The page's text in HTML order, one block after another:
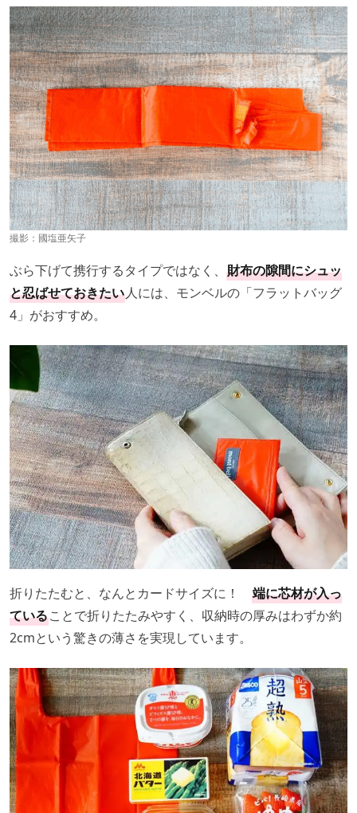
撮影： 國塩亜矢子
ぶら下げて携行するタイプではなく、 財布の隙間にシュッ
と忍ばせておきたい人には、モンベルの「フラットバッグ
4」がおすすめ。
折りたたむと、なんとカードサイズに！ 端に芯材が入っ
ていることで折りたたみやすく、収納時の厚みはわずか約
2cmという驚きの薄さを実現しています。